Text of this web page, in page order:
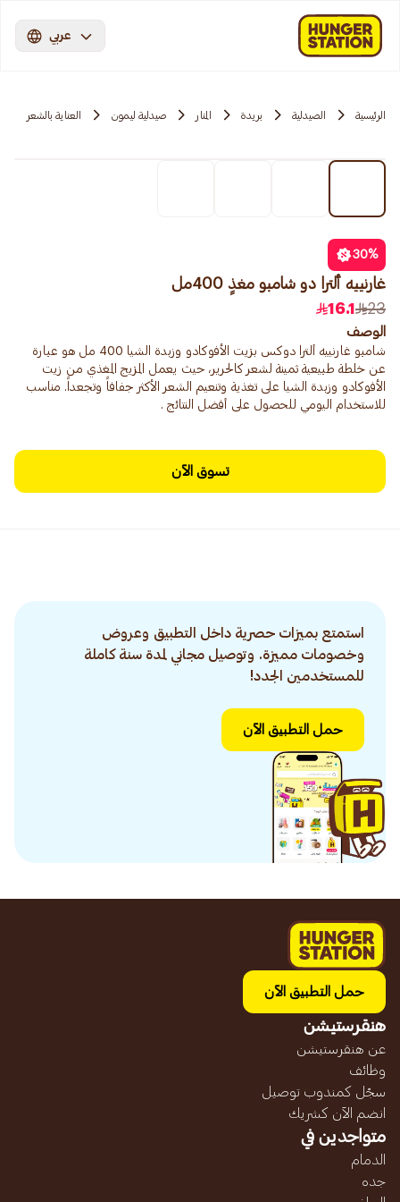
عربي
الرئيسية الصيدلية بريدة المنار صيدلية ليمون العناية بالشعر
30%
غارنييه ألترا دو شامبو مغذٍ 400مل
23
16.1
الوصف
شامبو غارنييه ألترا دوكس بزيت الأفوكادو وزبدة الشيا 400 مل هو عبارة
عن خلطة طبيعية ثمينة لشعر كالحرير، حيث يعمل المزيج المغذي من زيت
الأفوكادو وزبدة الشيا على تغذية وتنعيم الشعر الأكثر جفافاً وتجعداً. مناسب
للاستخدام اليومي للحصول على أفضل النتائج .
تسوق الآن
استمتع بميزات حصرية داخل التطبيق وعروض
وخصومات مميزة. وتوصيل مجاني لمدة سنة كاملة
للمستخدمين الجدد!
حمل التطبيق الآن
حمل التطبيق الآن
هنقرستيشن
عن هنقرستيشن
وظائف
سجّل كمندوب توصيل
انضم الآن كشريك
متواجدين في
الدمام
جده